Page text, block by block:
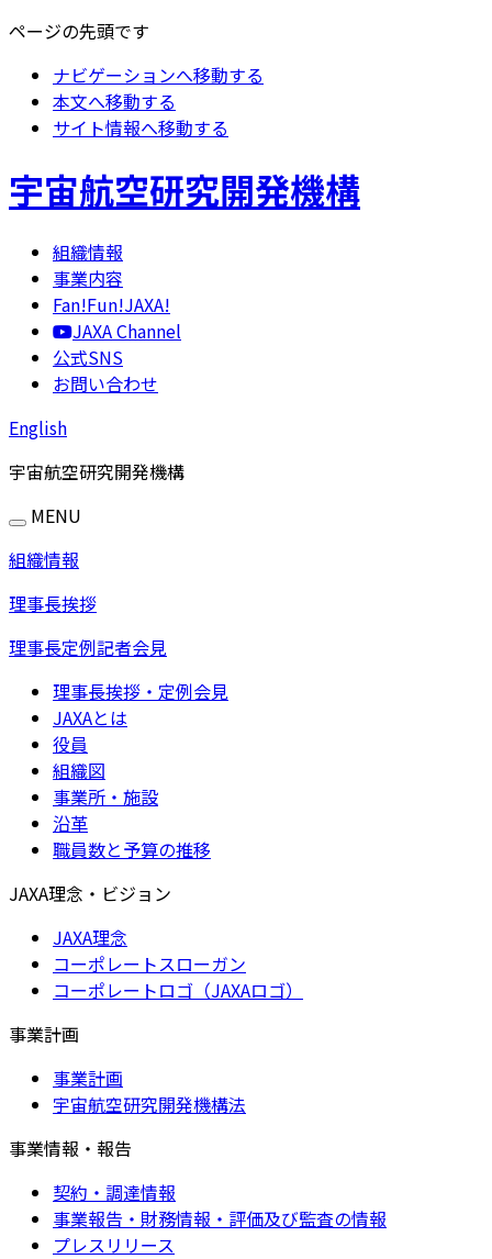
ページの先頭です
ナビゲーションへ移動する
本文へ移動する
サイト情報へ移動する
宇宙航空研究開発機構
組織情報
事業内容
Fan!Fun!JAXA!
JAXA Channel
公式SNS
お問い合わせ
English
宇宙航空研究開発機構
MENU
組織情報
理事長挨拶
理事長定例記者会見
理事長挨拶・定例会見
JAXAとは
役員
組織図
事業所・施設
沿革
職員数と予算の推移
JAXA理念・ビジョン
JAXA理念
コーポレートスローガン
コーポレートロゴ（JAXAロゴ）
事業計画
事業計画
宇宙航空研究開発機構法
事業情報・報告
契約・調達情報
事業報告・財務情報・評価及び監査の情報
プレスリリース